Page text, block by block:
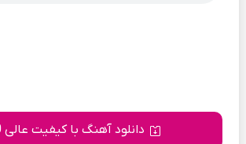
دانلود آهنگ با کیفیت عالی 320